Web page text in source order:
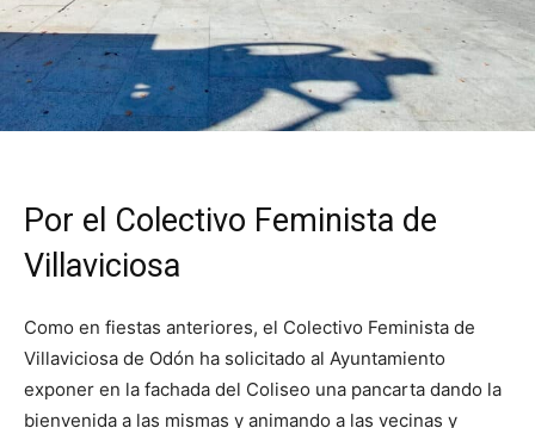
Por el Colectivo Feminista de
Villaviciosa
Como en fiestas anteriores, el Colectivo Feminista de
Villaviciosa de Odón ha solicitado al Ayuntamiento
exponer en la fachada del Coliseo una pancarta dando la
bienvenida a las mismas y animando a las vecinas y